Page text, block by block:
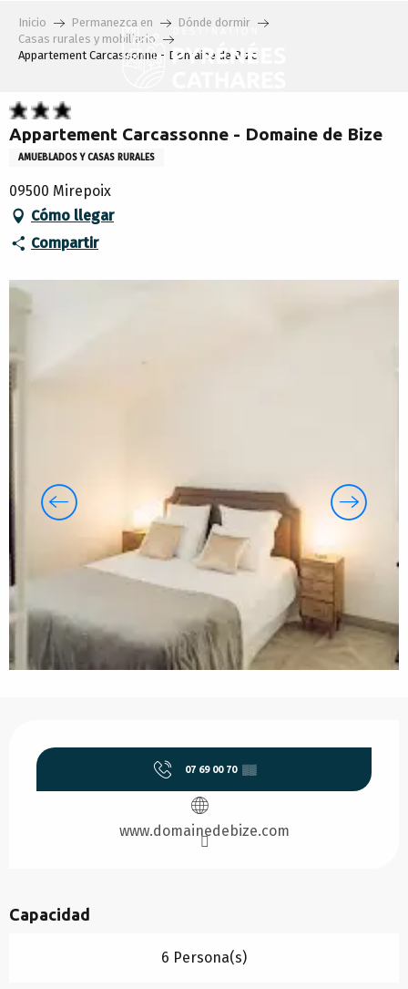
contenu
Inicio Permanezca en
Dónde dormir
Casas rurales y mobiliario
Appartement Carcassonne - Domaine de Bize
Appartement Carcassonne - Domaine de Bize
AMUEBLADOS Y CASAS RURALES
09500 Mirepoix
Cómo llegar
Compartir
07 69 00 70 ▒▒
www.domainedebize.com
Capacidad
6 Persona(s)